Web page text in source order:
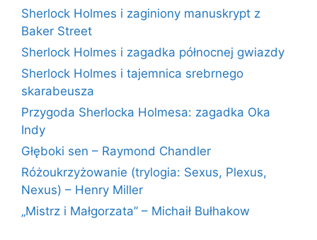
Sherlock Holmes i zaginiony manuskrypt z
Baker Street
Sherlock Holmes i zagadka północnej gwiazdy
Sherlock Holmes i tajemnica srebrnego
skarabeusza
Przygoda Sherlocka Holmesa: zagadka Oka
Indy
Głęboki sen – Raymond Chandler
Różoukrzyżowanie (trylogia: Sexus, Plexus,
Nexus) – Henry Miller
„Mistrz i Małgorzata” – Michaił Bułhakow